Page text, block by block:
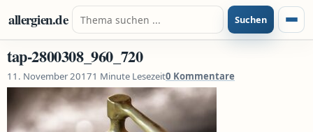
Zum Inhalt springen
allergien.de Suche nach: Suchen
tap-2800308_960_720
11. November 20171 Minute Lesezeit0 Kommentare